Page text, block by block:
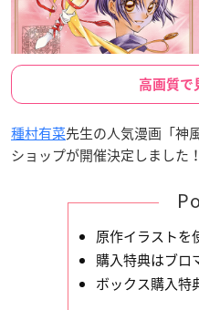
高画質で
種村有菜先生の人気漫画「神
ショップが開催決定しました！
原作イラストを
購入特典はブロ
ボックス購入特